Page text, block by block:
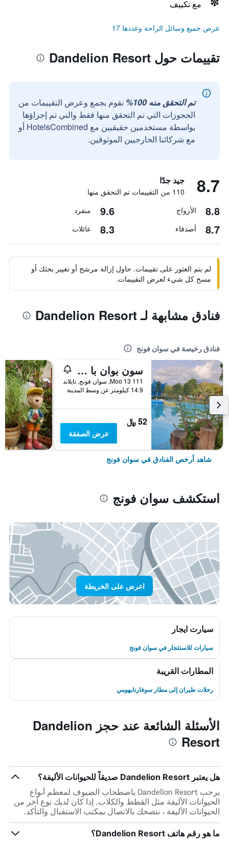
مع تكييف
عرض جميع وسائل الراحة وعددها 17
تقييمات حول Dandelion Resort
تم التحقق منه 100%
نقوم بجمع وعرض التقييمات من
الحجوزات التي تم التحقق منها فقط والتي تم إجراؤها
بواسطة مستخدمين حقيقيين مع HotelsCombined أو
مع شركائنا الخارجيين الموثوقين.
8.7 جيد جدًا
110 من التقييمات تم التحقق منها
8.8 الأزواج 9.6 منفرد
8.7 أصدقاء 8.3 عائلات
لم يتم العثور على تقييمات. حاول إزالة مرشح أو تغيير بحثك أو
مسح كل شيء لعرض التقييمات.
فنادق مشابهة لـ Dandelion Resort
فنادق رخيصة في سوان فونج
سون بوان با وا ريسورت
111 Moo 13, سوان فونج, تايلاند
14.9 كيلومتر عن وسط المدينة
52 ﷼
عرض الصفقة
شاهد أرخص الفنادق في سوان فونج
استكشف سوان فونج
اعرض على الخريطة
سيارت ايجار
سيارات للاستئجار في سوان فونج
المطارات القريبة
رحلات طيران إلى مطار سوفارنابهومي
الأسئلة الشائعة عند حجز Dandelion
Resort
هل يعتبر Dandelion Resort صديقاً للحيوانات الأليفة؟
يرحب Dandelion Resort باصطحاب الضيوف لمعظم أنواع
الحيوانات الأليفة مثل القطط والكلاب. إذا كان لديك نوع آخر من
الحيوانات الأليفة ، ننصحك بالاتصال بمكتب الاستقبال والتأكد.
ما هو رقم هاتف Dandelion Resort؟